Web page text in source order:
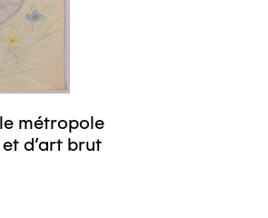
métropole
d’art brut